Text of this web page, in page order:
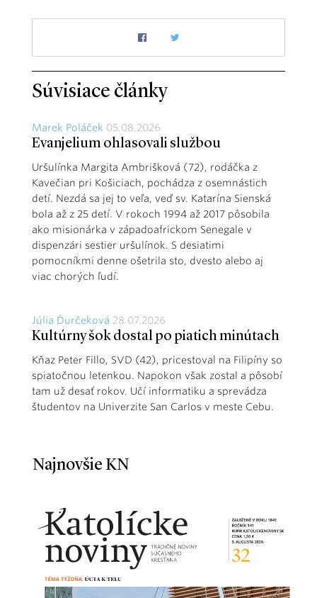
Súvisiace články
Marek Poláček 05.08.2026
Evanjelium ohlasovali službou
Uršulínka Margita Ambrišková (72), rodáčka z
Kavečian pri Košiciach, pochádza z osemnástich
detí. Nezdá sa jej to veľa, veď sv. Katarína Sienská
bola až z 25 detí. V rokoch 1994 až 2017 pôsobila
ako misionárka v západoafrickom Senegale v
dispenzári sestier uršulínok. S desiatimi
pomocníkmi denne ošetrila sto, dvesto alebo aj
viac chorých ľudí.
Júlia Ďurčeková 28.07.2026
Kultúrny šok dostal po piatich minútach
Kňaz Peter Fillo, SVD (42), pricestoval na Filipíny so
spiatočnou letenkou. Napokon však zostal a pôsobí
tam už desať rokov. Učí informatiku a sprevádza
študentov na Univerzite San Carlos v meste Cebu.
Najnovšie KN